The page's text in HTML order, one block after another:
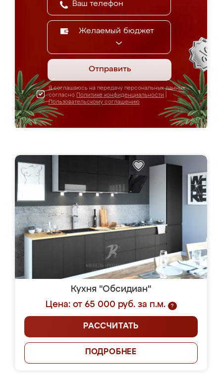
Желаемый бюджет
Отправить
Я соглашаюсь на передачу персональных данных
согласно Политике конфиденциальности
Пользовательскому соглашению
Кухня "Обсидиан"
Цена: от 65 000 руб. за п.м.
?
РАССЧИТАТЬ
ПОДРОБНЕЕ